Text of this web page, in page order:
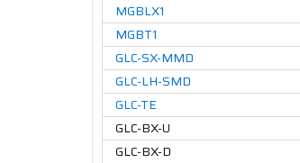
MGBLX1
MGBT1
GLC-SX-MMD
GLC-LH-SMD
GLC-TE
GLC-BX-U
GLC-BX-D